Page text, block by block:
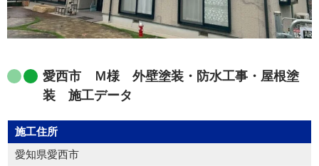
愛西市 Ｍ様 外壁塗装・防水工事・屋根塗
装 施工データ
施工住所
愛知県愛西市